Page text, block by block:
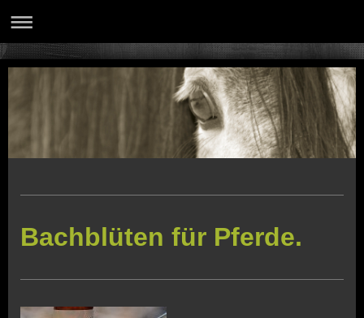
Bachblüten für Pferde.